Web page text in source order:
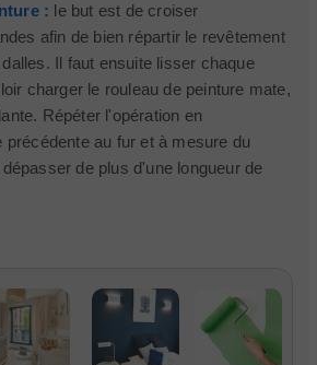
: le but est de croiser
afin de bien répartir le revêtement
Il faut ensuite lisser chaque
charger le rouleau de peinture mate,
Répéter l'opération en
précédente au fur et à mesure du
de plus d'une longueur de